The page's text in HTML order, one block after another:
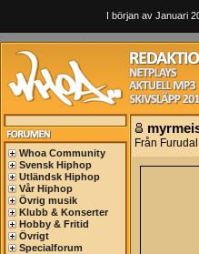
I början av Januari
Whoa Community
Svensk Hiphop
Utländsk Hiphop
Vår Hiphop
Övrig musik
Klubb & Konserter
Hobby & Fritid
Övrigt
Specialforum
Från